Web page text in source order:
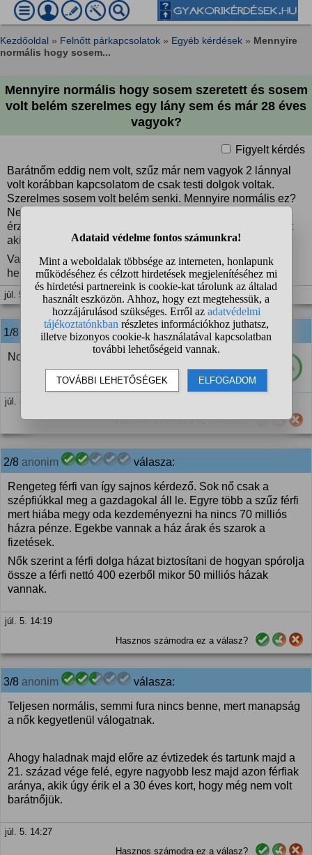
Kezdőoldal » Felnőtt párkapcsolatok » Egyéb kérdések » Mennyire
normális hogy sosem...
Mennyire normális hogy sosem szeretett és sosem
volt belém szerelmes egy lány sem és már 28 éves
vagyok?
Figyelt kérdés
Barátnőm eddig nem volt, szűz már nem vagyok 2 lánnyal
volt korábban kapcsolatom de csak testi dolgok voltak.
Szerelmes sosem volt belém senki. Mennyire normális ez?
Nem azért nem volt mert nem akartam volna, vagy
érzéketlen lennénk, hanem egyszerűen nem találok senkit
akivel több lehetne.
Vannak így mások is, esetleg nők is vannak ebben a
helyzetben?
júl. 5. 13:44
1/8 anonim válasza:
93%
Normális
júl. 5. 13:51
Hasznos számodra ez a válasz?
2/8 anonim válasza:
Rengeteg férfi van így sajnos kérdező. Sok nő csak a
szépfiúkkal meg a gazdagokal áll le. Egyre több a szűz férfi
mert hiába megy oda kezdeményezni ha nincs 70 milliós
házra pénze. Egekbe vannak a ház árak és szarok a
fizetések.
Nők szerint a férfi dolga házat biztosítani de hogyan spórolja
össze a férfi nettó 400 ezerből mikor 50 milliós házak
vannak.
júl. 5. 14:19
Hasznos számodra ez a válasz?
3/8 anonim válasza:
Teljesen normális, semmi fura nincs benne, mert manapság
a nők kegyetlenül válogatnak.
Ahogy haladnak majd előre az évtizedek és tartunk majd a
21. század vége felé, egyre nagyobb lesz majd azon férfiak
aránya, akik úgy érik el a 30 éves kort, hogy még nem volt
barátnőjük.
júl. 5. 14:27
Hasznos számodra ez a válasz?